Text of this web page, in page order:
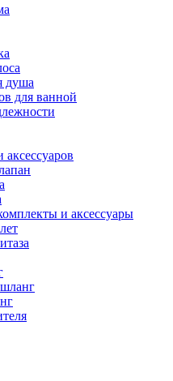
душа
для ванной
аксессуаров
и аксессуары